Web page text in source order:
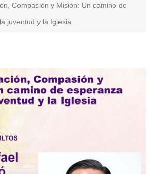
Compasión y Misión: Un camino de
juventud y la Iglesia